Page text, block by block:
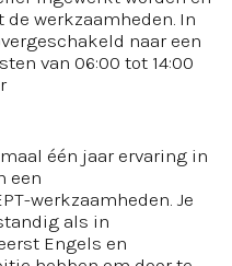
werkzaamheden. In
naar een
van 06:00 tot 14:00
één jaar ervaring in
een
werkzaamheden. Je
als in
Engels en